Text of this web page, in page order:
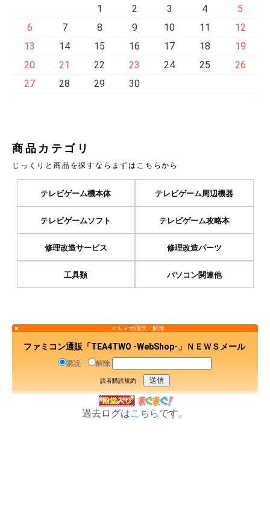
1 2 3 4
5
6
7 8 9 10 11
12
13
14 15 16 17 18
19
20
21 22 23 24 25
26
27
28 29 30
商品カテゴリ
じっくりと商品を探すならまずはこちらから
テレビゲーム機本体 テレビゲーム周辺機器
テレビゲームソフト テレビゲーム攻略本
修理改造サービス 修理改造パーツ
工具類 パソコン関連他
メルマガ購読・解除
ファミコン通販「TEA4TWO -WebShop-」ＮＥＷＳメール
購読 解除
読者購読規約
過去ログはこちらです。